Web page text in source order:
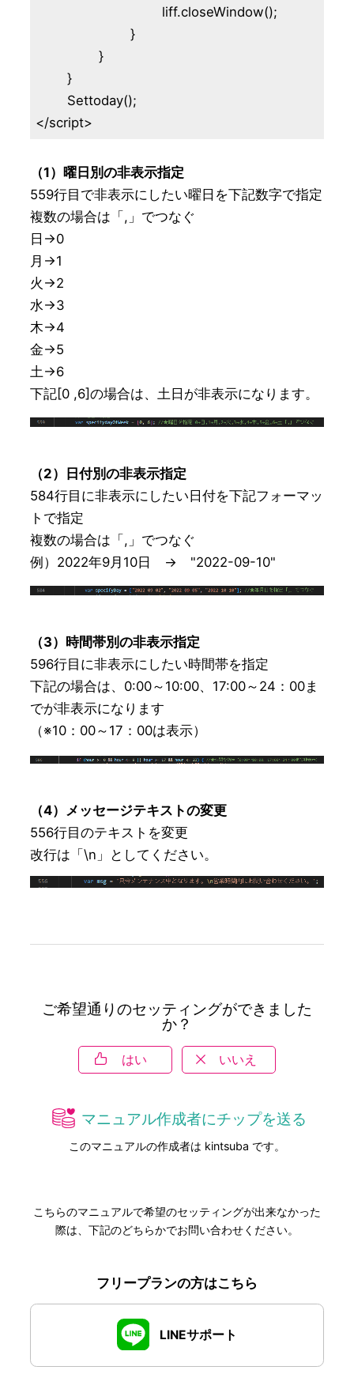
			}
		}
	}
</script>
（1）曜日別の非表示指定
559行目で非表示にしたい曜日を下記数字で指定
複数の場合は「,」でつなぐ
日→0
月→1
火→2
水→3
木→4
金→5
土→6
下記[0 ,6]の場合は、土日が非表示になります。
（2）日付別の非表示指定
584行目に非表示にしたい日付を下記フォーマッ
トで指定
複数の場合は「,」でつなぐ
例）2022年9月10日　→　"2022-09-10"
（3）時間帯別の非表示指定
596行目に非表示にしたい時間帯を指定
下記の場合は、0:00～10:00、17:00～24：00ま
でが非表示になります
（※10：00～17：00は表示）
（4）メッセージテキストの変更
556行目のテキストを変更
改行は「\n」としてください。
ご希望通りのセッティングができました
か？
はい いいえ
マニュアル作成者にチップを送る
このマニュアルの作成者は kintsuba です。
こちらのマニュアルで希望のセッティングが出来なかった
際は、下記のどちらかでお問い合わせください。
フリープランの方はこちら
LINEサポート